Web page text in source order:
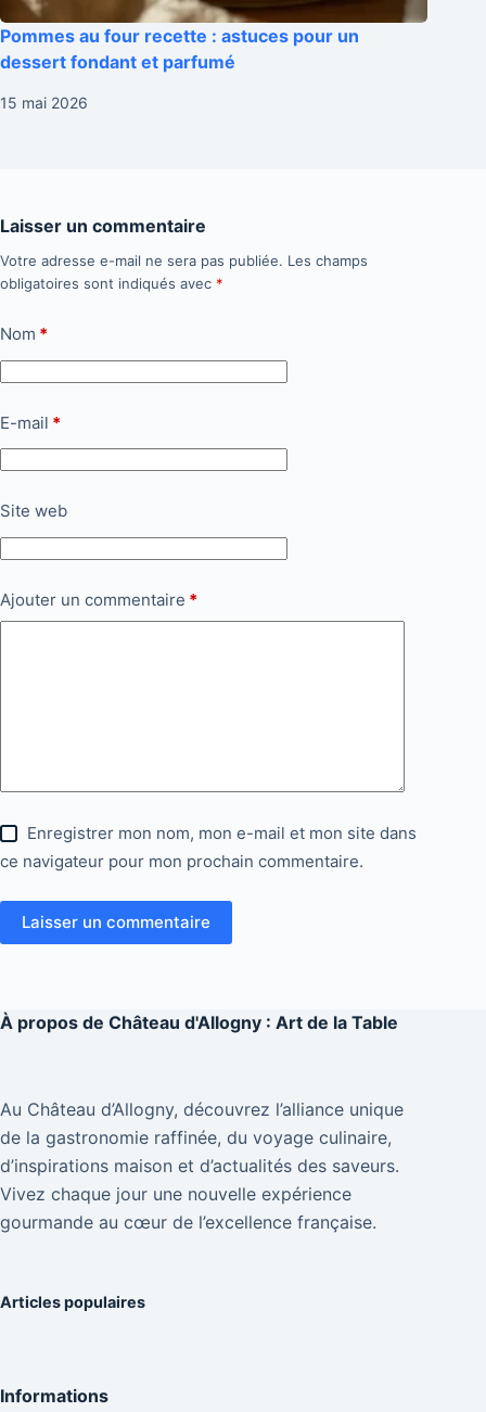
Pommes au four recette : astuces pour un
dessert fondant et parfumé
15 mai 2026
Laisser un commentaire
Votre adresse e-mail ne sera pas publiée. Les champs
obligatoires sont indiqués avec *
Nom *
E-mail *
Site web
Ajouter un commentaire *
Enregistrer mon nom, mon e-mail et mon site dans
ce navigateur pour mon prochain commentaire.
Laisser un commentaire
À propos de Château d'Allogny : Art de la Table
Au Château d’Allogny, découvrez l’alliance unique
de la gastronomie raffinée, du voyage culinaire,
d’inspirations maison et d’actualités des saveurs.
Vivez chaque jour une nouvelle expérience
gourmande au cœur de l’excellence française.
Articles populaires
Informations